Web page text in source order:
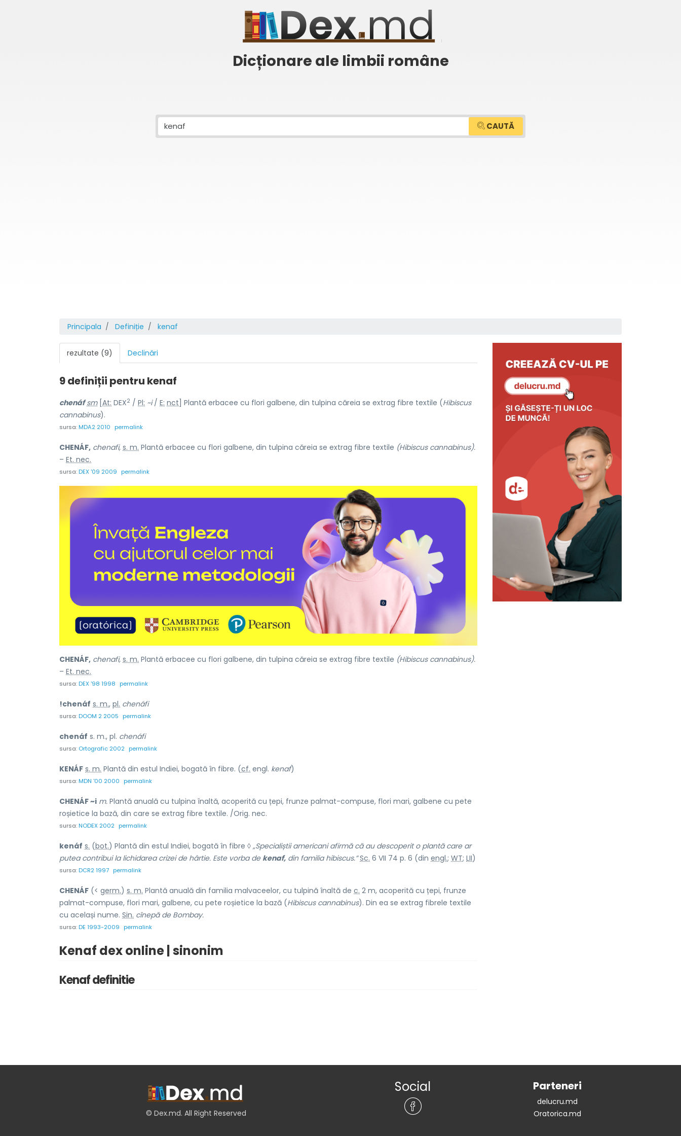
Dicționare ale limbii române
CAUTĂ
Principala Definiție kenaf
rezultate (9) Declinări
9 definiții pentru kenaf
chenáf sm[ At: DEX2 / Pl: ~i/ E: nct ] Plantă erbacee cu flori galbene, din tulpina căreia se extrag fibre textile (Hibiscus
cannabinus).
sursa:MDA2 2010 permalink
CHENÁF, chenafi, s. m. Plantă erbacee cu flori galbene, din tulpina căreia se extrag fibre textile (Hibiscus cannabinus).
– Et. nec.
sursa:DEX '09 2009 permalink
CHENÁF, chenafi, s. m. Plantă erbacee cu flori galbene, din tulpina căreia se extrag fibre textile (Hibiscus cannabinus).
– Et. nec.
sursa:DEX '98 1998 permalink
!chenáf s. m., pl. chenáfi
sursa:DOOM 2 2005 permalink
chenáf s. m., pl. chenáfi
sursa: Ortografic 2002 permalink
KENÁF s. m. Plantă din estul Indiei, bogată în fibre. (cf. engl. kenaf)
sursa:MDN '00 2000 permalink
CHENÁF ~i m. Plantă anuală cu tulpina înaltă, acoperită cu țepi, frunze palmat-compuse, flori mari, galbene cu pete
roșietice la bază, din care se extrag fibre textile. /Orig. nec.
sursa:NODEX 2002 permalink
kenáf s. (bot.) Plantă din estul Indiei, bogată în fibre ◊ „Specialiștii americani afirmă că au descoperit o plantă care ar
putea contribui la lichidarea crizei de hârtie. Este vorba de kenaf, din familia hibiscus.” Sc. 6 VII 74 p. 6 (din engl.; WT; LII)
sursa:DCR2 1997 permalink
CHENÁF (< germ.) s. m. Plantă anuală din familia malvaceelor, cu tulpină înaltă de c. 2 m, acoperită cu țepi, frunze
palmat-compuse, flori mari, galbene, cu pete roșietice la bază (Hibiscus cannabinus). Din ea se extrag fibrele textile
cu același nume. Sin. cînepă de Bombay.
sursa:DE 1993-2009 permalink
Kenaf dex online | sinonim
Kenaf definitie
© Dex.md. All Right Reserved
Social Parteneri
delucru.md
Oratorica.md